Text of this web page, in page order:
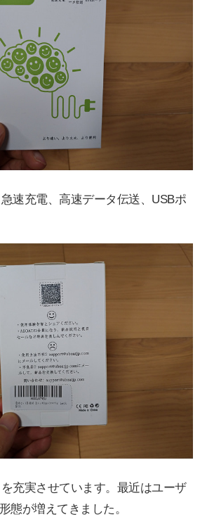
速充電、高速データ伝送、USBポ
充実させています。最近はユーザ
態が増えてきました。